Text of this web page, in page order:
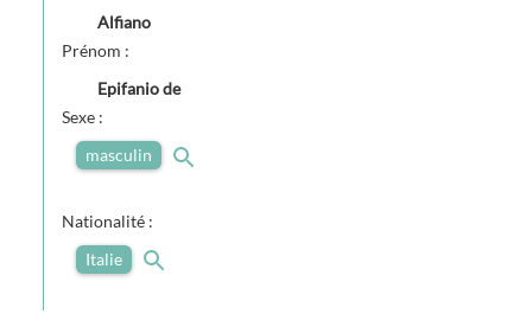
Alfiano
Prénom :
Epifanio de
Sexe :
masculin
Nationalité :
Italie